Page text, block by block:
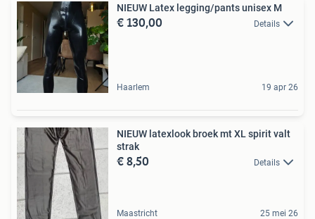
NIEUW Latex legging/pants unisex M
€ 130,00 Details
Haarlem 19 apr 26
NIEUW latexlook broek mt XL spirit valt
strak
€ 8,50 Details
Maastricht 25 mei 26